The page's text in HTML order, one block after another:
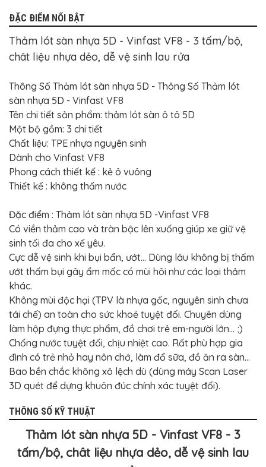
ĐỒ
XE
HƠI
CAO
ĐỒ
CHƠI
XE
MÁY
DÁN
DECAL
Ô
TÔ
ISUZU
GHẾ
DA
Ô
TÔ
PHỤ
KIỆN
XE
CAO
CẤP
ĐỒ
CHƠI
XE
ĐẠP
ĐỒ
CÔNG
NGHỆ
KHÁC
ĐẶC ĐIỂM NỔI BẬT
Thảm lót sàn nhựa 5D - Vinfast VF8 - 3 tấm/bộ,
chât liệu nhựa dẻo, dễ vệ sinh lau rửa
Thông Số Thảm lót sàn nhựa 5D - Thông Số Thảm lót
sàn nhựa 5D - Vinfast VF8
Tên chi tiết sản phẩm: thảm lót sàn ô tô 5D
Một bộ gồm: 3 chi tiết
Chất liệu: TPE nhựa nguyên sinh
Dành cho Vinfast VF8
Phong cách thiết kế : kẻ ô vuông
Thiết kế : không thấm nước
Đặc điểm : Thảm lót sàn nhựa 5D -Vinfast VF8
Có viền thảm cao và tràn bậc lên xuống giúp xe giữ vệ
sinh tối đa cho xế yêu.
Cực dễ vệ sinh khi bụi bẩn, ướt... Dùng lâu không bị thấm
ướt thấm bụi gây ẩm mốc có mùi hôi như các loại thảm
khác.
Không mùi độc hại (TPV là nhựa gốc, nguyên sinh chưa
tái chế) an toàn cho sức khoẻ tuyệt đối. Chuyên dùng
làm hộp đựng thực phẩm, đồ chơi trẻ em-người lớn... ;)
Chống nước tuyệt đối, chịu nhiệt cao. Rất phù hợp gia
đình có trẻ nhỏ hay nôn chớ, làm đổ sữa, đồ ăn ra sàn...
Bao bền chắc không xô lệch dù (dùng máy Scan Laser
3D quét để dựng khuôn đúc chính xác tuyệt đối).
THÔNG SỐ KỸ THUẬT
Thảm lót sàn nhựa 5D - Vinfast VF8 - 3
tấm/bộ, chât liệu nhựa dẻo, dễ vệ sinh lau